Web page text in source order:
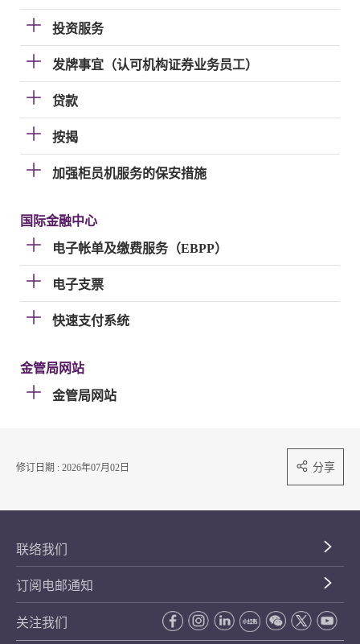
投资服务
发牌事宜（认可机构证券业务员工）
贷款
按揭
加强柜员机服务的保安措施
国际金融中心
电子帐单及缴费服务（EBPP）
电子支票
快速支付系统
金管局网站
金管局网站
修订日期 : 2026年07月02日 分享
联络我们
订阅电邮通知
关注我们